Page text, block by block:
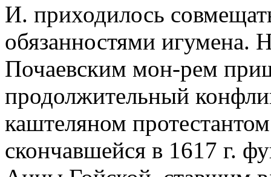
И. приходилось
обязанностями игумена.
Почаевским мон-рем
продолжительный
каштеляном
скончавшейся в 1617 г.